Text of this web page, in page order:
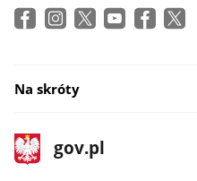
Na skróty
stopka
gov.pl
Strona
gov.pl